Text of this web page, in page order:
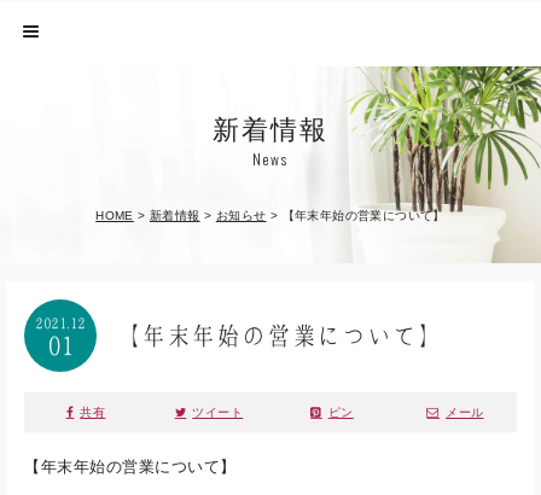
新着情報
News
HOME > 新着情報 > お知らせ > 【年末年始の営業について】
2021.12
01 【年末年始の営業について】
共有 ツイート ピン メール
【年末年始の営業について】